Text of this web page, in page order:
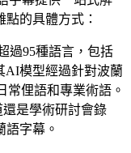
點的具體方式：
過95種語言，包括
AI模型經過針對波蘭
常俚語和專業術語。
還是學術研討會錄
語字幕。